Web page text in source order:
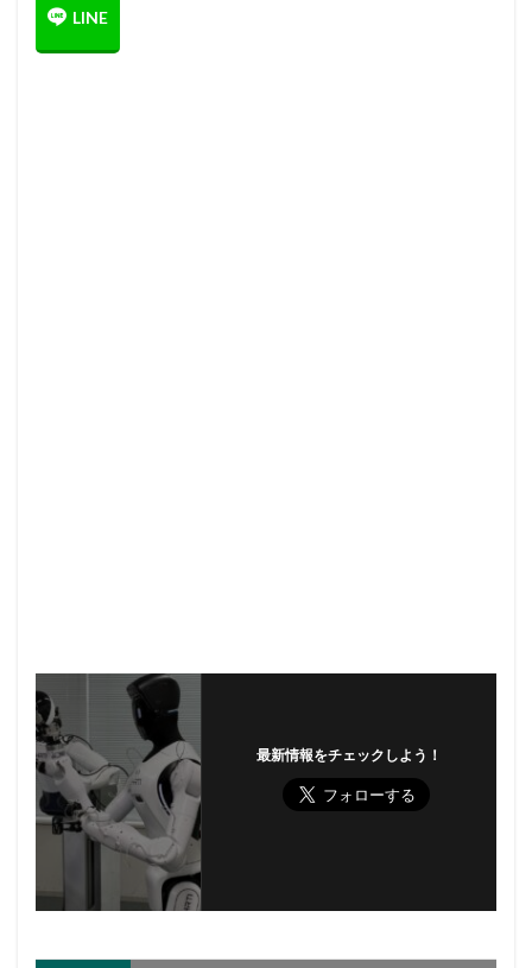
最新情報をチェックしよう！